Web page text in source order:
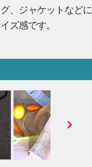
、ジャケットなどに
ズ感です。